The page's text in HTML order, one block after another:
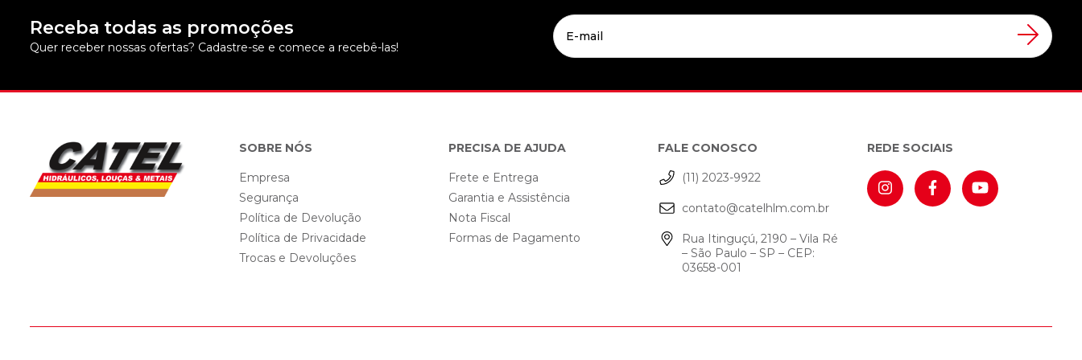
Receba todas as promoções
Quer receber nossas ofertas? Cadastre-se e comece a recebê-las!
SOBRE NÓS
Empresa
Segurança
Política de Devolução
Política de Privacidade
Trocas e Devoluções
PRECISA DE AJUDA
Frete e Entrega
Garantia e Assistência
Nota Fiscal
Formas de Pagamento
FALE CONOSCO
(11) 2023-9922
contato@catelhlm.com.br
Rua Itinguçú, 2190 – Vila Ré
– São Paulo – SP – CEP:
03658-001
REDE SOCIAIS